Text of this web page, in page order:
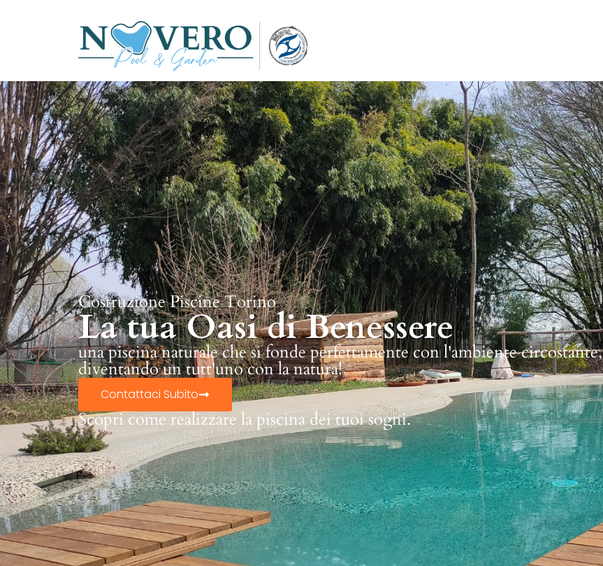
Costruzione Piscine Torino
La tua Oasi di Benessere
una piscina naturale che si fonde perfettamente con l'ambiente circostante,
diventando un tutt'uno con la natura!
Contattaci Subito
Scopri come realizzare la piscina dei tuoi sogni.